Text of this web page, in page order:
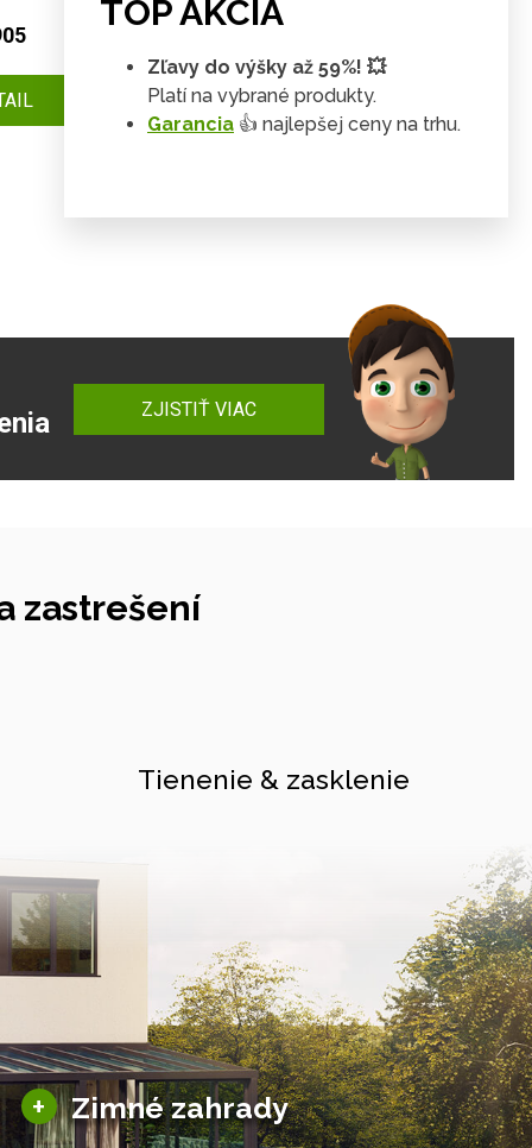
232 €
211 € DETAIL
ZJISTIŤ VIAC
zastrešení
Tienenie & zasklenie
+ Zimné zahrady
Sezónne zimné záhrady
Hliníkové zimné záhrady
TOP AKCIA
Zľavy do výšky až 59%! 💥
Platí na vybrané produkty.
Garancia 👍 najlepšej ceny na trhu.